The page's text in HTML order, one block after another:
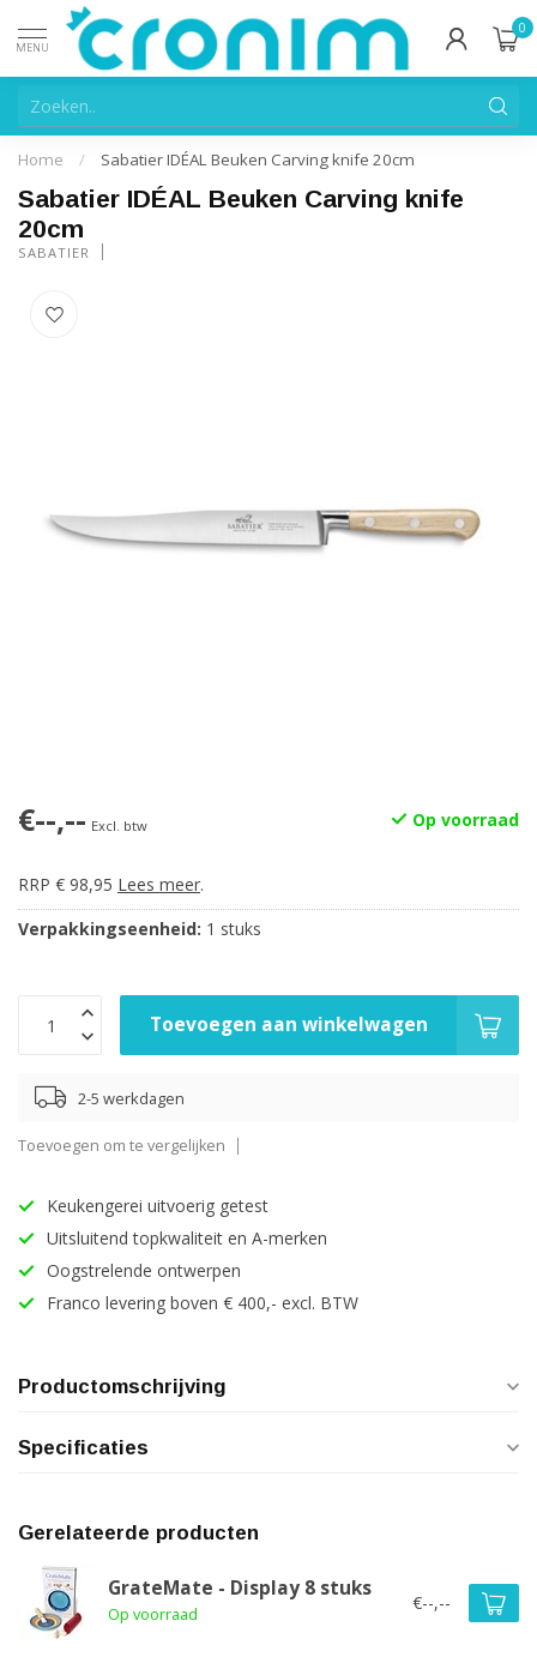
MENU
0
Home / Sabatier IDÉAL Beuken Carving knife 20cm
Sabatier IDÉAL Beuken Carving knife
20cm
SABATIER
€--,-- Excl. btw Op voorraad
RRP € 98,95 Lees meer.
Verpakkingseenheid: 1 stuks
Toevoegen aan winkelwagen
2-5 werkdagen
Toevoegen om te vergelijken
Keukengerei uitvoerig getest
Uitsluitend topkwaliteit en A-merken
Oogstrelende ontwerpen
Franco levering boven € 400,- excl. BTW
Productomschrijving
Specificaties
Gerelateerde producten
GrateMate - Display 8 stuks
Op voorraad
€--,--